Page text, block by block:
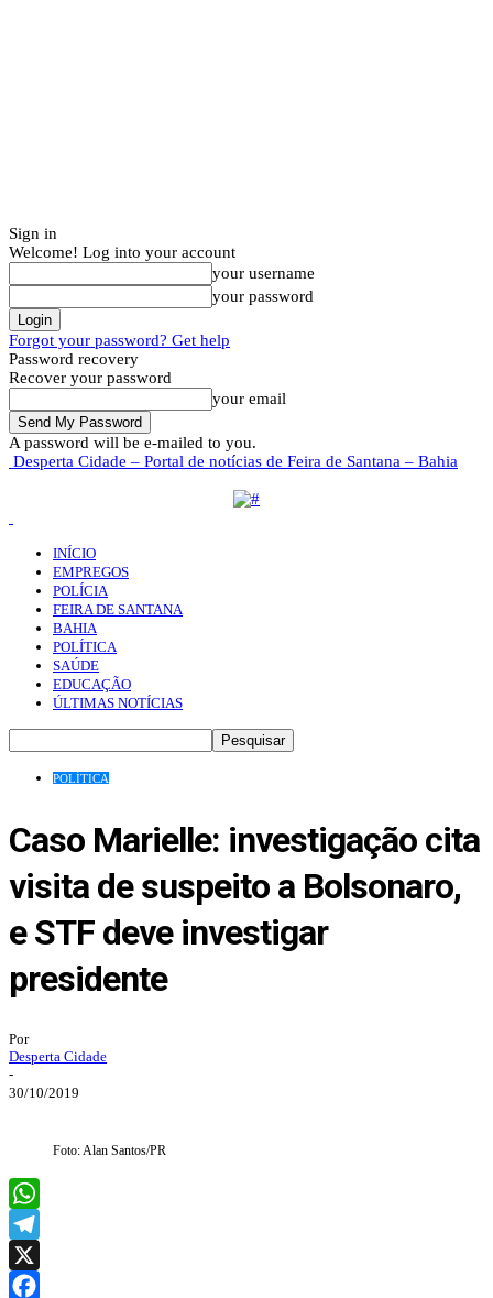
Sign in
Welcome! Log into your account
your username
your password
Forgot your password? Get help
Password recovery
Recover your password
your email
A password will be e-mailed to you.
Desperta Cidade – Portal de notícias de Feira de Santana – Bahia
INÍCIO
EMPREGOS
POLÍCIA
FEIRA DE SANTANA
BAHIA
POLÍTICA
SAÚDE
EDUCAÇÃO
ÚLTIMAS NOTÍCIAS
POLÍTICA
Caso Marielle: investigação cita
visita de suspeito a Bolsonaro,
e STF deve investigar
presidente
Por
Desperta Cidade
-
30/10/2019
Foto: Alan Santos/PR
WhatsApp
Telegram
X